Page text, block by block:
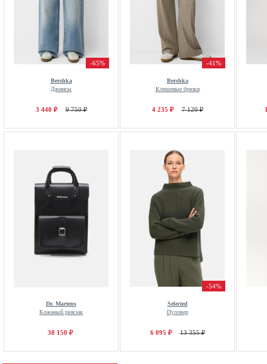
-65%
Bershka
Джинсы
3 440 ₽ 9 750 ₽
-41%
Bershka
Клешеные брюки
4 235 ₽ 7 120 ₽
Dr. Martens
Кожаный рюкзак
38 150 ₽
-54%
Selected
Пуловер
6 095 ₽ 13 355 ₽